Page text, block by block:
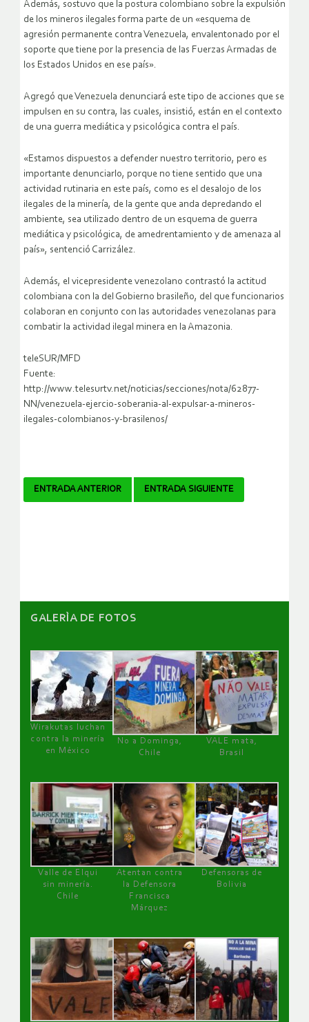
Además, sostuvo que la postura colombiano sobre la expulsión
de los mineros ilegales forma parte de un «esquema de
agresión permanente contra Venezuela, envalentonado por el
soporte que tiene por la presencia de las Fuerzas Armadas de
los Estados Unidos en ese país».
Agregó que Venezuela denunciará este tipo de acciones que se
impulsen en su contra, las cuales, insistió, están en el contexto
de una guerra mediática y psicológica contra el país.
«Estamos dispuestos a defender nuestro territorio, pero es
importante denunciarlo, porque no tiene sentido que una
actividad rutinaria en este país, como es el desalojo de los
ilegales de la minería, de la gente que anda depredando el
ambiente, sea utilizado dentro de un esquema de guerra
mediática y psicológica, de amedrentamiento y de amenaza al
país», sentenció Carrizález.
Además, el vicepresidente venezolano contrastó la actitud
colombiana con la del Gobierno brasileño, del que funcionarios
colaboran en conjunto con las autoridades venezolanas para
combatir la actividad ilegal minera en la Amazonia.
teleSUR/MFD
Fuente:
http://www.telesurtv.net/noticias/secciones/nota/62877-
NN/venezuela-ejercio-soberania-al-expulsar-a-mineros-
ilegales-colombianos-y-brasilenos/
Navegador
ENTRADA ANTERIOR ENTRADA SIGUIENTE
GALERÌA DE FOTOS
Wirakutas luchan
contra la minería
en México
No a Dominga,
Chile
VALE mata,
Brasil
Valle de Elqui
sin minería.
Chile
Atentan contra
la Defensora
Francisca
Márquez
Defensoras de
Bolivia